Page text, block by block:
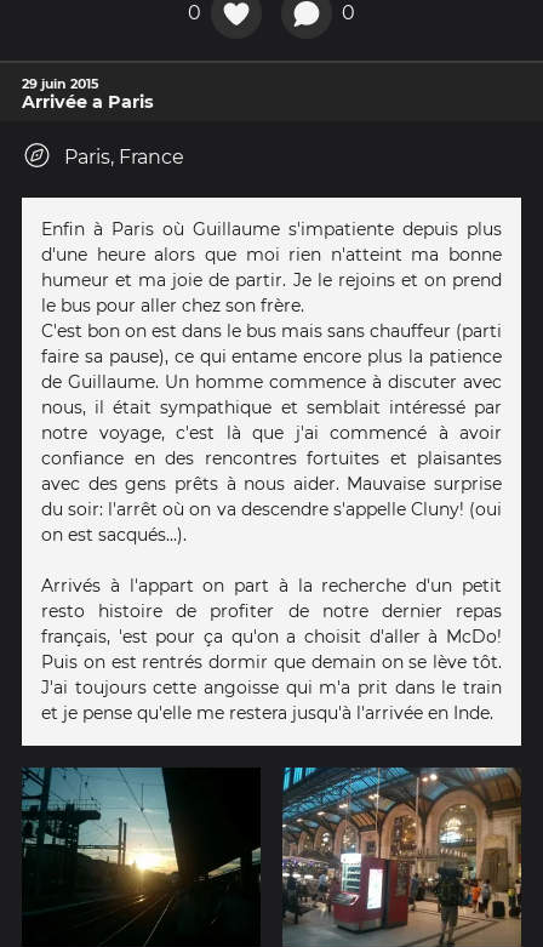
0 0
29 juin 2015
Arrivée a Paris
Paris, France
Enfin à Paris où Guillaume s'impatiente depuis plus
d'une heure alors que moi rien n'atteint ma bonne
humeur et ma joie de partir. Je le rejoins et on prend
le bus pour aller chez son frère.
C'est bon on est dans le bus mais sans chauffeur (parti
faire sa pause), ce qui entame encore plus la patience
de Guillaume. Un homme commence à discuter avec
nous, il était sympathique et semblait intéressé par
notre voyage, c'est là que j'ai commencé à avoir
confiance en des rencontres fortuites et plaisantes
avec des gens prêts à nous aider. Mauvaise surprise
du soir: l'arrêt où on va descendre s'appelle Cluny! (oui
on est sacqués...).
Arrivés à l'appart on part à la recherche d'un petit
resto histoire de profiter de notre dernier repas
français, 'est pour ça qu'on a choisit d'aller à McDo!
Puis on est rentrés dormir que demain on se lève tôt.
J'ai toujours cette angoisse qui m'a prit dans le train
et je pense qu'elle me restera jusqu'à l'arrivée en Inde.